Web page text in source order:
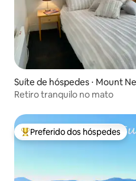
Suíte de hóspedes ⋅ Mount
Retiro tranquilo no mato
Entre os melhores preferidos
Preferido dos hóspedes